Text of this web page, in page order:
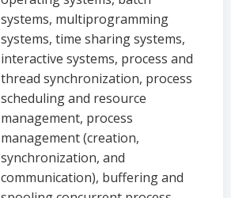
systems, multiprogramming
systems, time sharing systems,
interactive systems, process and
thread synchronization, process
scheduling and resource
management, process
management (creation,
synchronization, and
communication), buffering and